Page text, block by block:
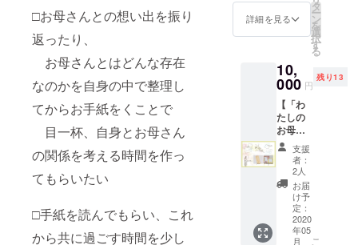
□お母さんとの想い出を振り
返ったり、
お母さんとはどんな存在
なのかを自身の中で整理し
てからお手紙をくことで
目一杯、自身とお母さん
の関係を考える時間を作っ
てもらいたい
□手紙を読んでもらい、これ
から共に過ごす時間を少し
す：5月
下旬
親子の
関係を
い。」
そんな
想いか
ら、プ
ロジェ
クトに
ご協力
いただ
ける
方々の
お母さ
んへの
お手紙
をまと
いてい
ただい
お手紙
は、プ
ロジェ
クトオ
リジナ
ルでデ
ザイン
された
便箋に
印刷
し、展
示させ
ていた
だきま
様のお
母様に
す。 お
母さん
に、当
日まで
の時間
もワク
ワクし
ていた
だける
ような
仕掛け
も...。
②お母
さん宛
弟で参
加。名
前～」
をご記
さい。
①展示
会への
招待状
を郵送
展示会
「わた
しのお
母さ
ん」へ
の招待
状を、
参加し
てくだ
詳細を見る
タ
ー
ン
を
選
択
す
る
10,
000 円
残り13
【「わ
たしの
お母さ
ん」参
加プラ
ン】 ご
兄弟で
参加さ
れる場
合は、
備考欄
支援
者：
2人
お届
け予
定：
2020
年05
月
こ